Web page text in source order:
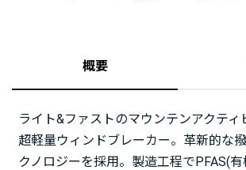
概要
ライト&ファストのマウンテンアクティ
超軽量ウィンドブレーカー。革新的な
クノロジーを採用。製造工程でPFAS(